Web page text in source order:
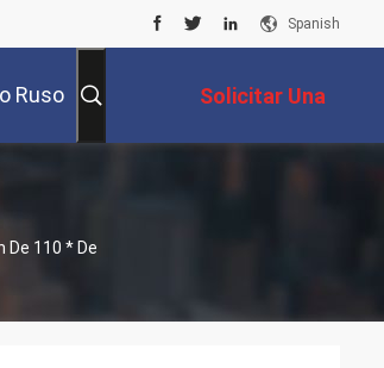
Spanish
Ruso Solicitar Una
Cotización
De 110 * De